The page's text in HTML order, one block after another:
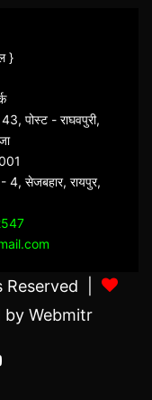
}
पोस्ट - राघवपुरी,
- 4, सेजबहार, रायपुर,
Reserved |
by Webmitr
YouTube